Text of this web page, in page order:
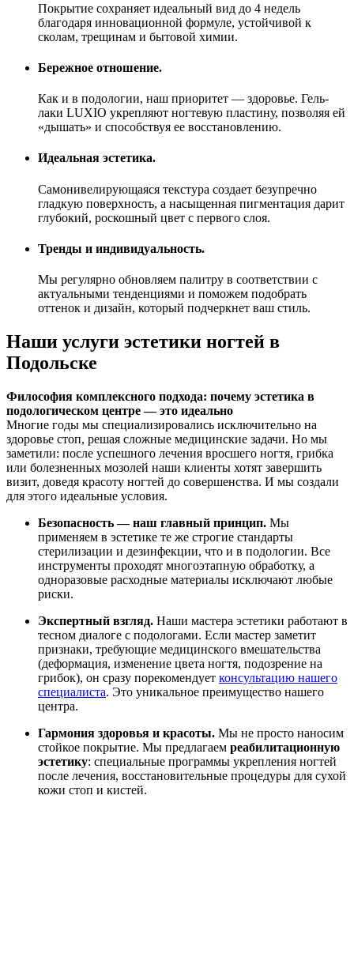
Покрытие сохраняет идеальный вид до 4 недель
благодаря инновационной формуле, устойчивой к
сколам, трещинам и бытовой химии.
Бережное отношение.
Как и в подологии, наш приоритет — здоровье. Гель-
лаки LUXIO укрепляют ногтевую пластину, позволяя ей
«дышать» и способствуя ее восстановлению.
Идеальная эстетика.
Самонивелирующаяся текстура создает безупречно
гладкую поверхность, а насыщенная пигментация дарит
глубокий, роскошный цвет с первого слоя.
Тренды и индивидуальность.
Мы регулярно обновляем палитру в соответствии с
актуальными тенденциями и поможем подобрать
оттенок и дизайн, который подчеркнет ваш стиль.
Наши услуги эстетики ногтей в
Подольске
Философия комплексного подхода: почему эстетика в
подологическом центре — это идеально
Многие годы мы специализировались исключительно на
здоровье стоп, решая сложные медицинские задачи. Но мы
заметили: после успешного лечения вросшего ногтя, грибка
или болезненных мозолей наши клиенты хотят завершить
визит, доведя красоту ногтей до совершенства. И мы создали
для этого идеальные условия.
Безопасность — наш главный принцип. Мы
применяем в эстетике те же строгие стандарты
стерилизации и дезинфекции, что и в подологии. Все
инструменты проходят многоэтапную обработку, а
одноразовые расходные материалы исключают любые
риски.
Экспертный взгляд. Наши мастера эстетики работают в
тесном диалоге с подологами. Если мастер заметит
признаки, требующие медицинского вмешательства
(деформация, изменение цвета ногтя, подозрение на
грибок), он сразу порекомендует консультацию нашего
специалиста. Это уникальное преимущество нашего
центра.
Гармония здоровья и красоты. Мы не просто наносим
стойкое покрытие. Мы предлагаем реабилитационную
эстетику: специальные программы укрепления ногтей
после лечения, восстановительные процедуры для сухой
кожи стоп и кистей.